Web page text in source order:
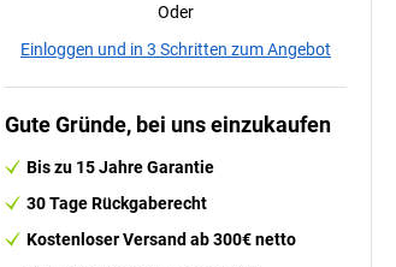
Oder
Einloggen und in 3 Schritten zum Angebot
Gute Gründe, bei uns einzukaufen
Bis zu 15 Jahre Garantie
30 Tage Rückgaberecht
Kostenloser Versand ab 300€ netto